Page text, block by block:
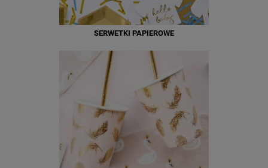
SERWETKI PAPIEROWE